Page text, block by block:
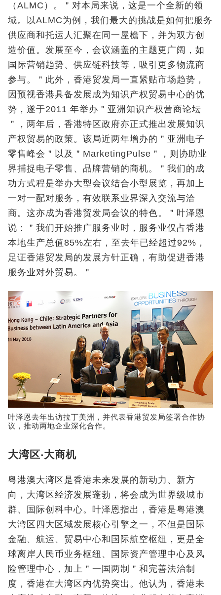
（ALMC）。＂对本局来说，这是一个全新的领
域。以ALMC为例，我们最大的挑战是如何把服务
供应商和托运人汇聚在同一屋檐下，并为双方创
造价值。发展至今，会议涵盖的主题更广阔，如
国际营销趋势、供应链科技等，吸引更多物流商
参与。＂此外，香港贸发局一直紧贴市场趋势，
因预视香港具备发展成为知识产权贸易中心的优
势，遂于2011 年举办＂亚洲知识产权营商论坛
＂，两年后，香港特区政府亦正式推出发展知识
产权贸易的政策。该局近两年增办的＂亚洲电子
零售峰会＂以及＂MarketingPulse＂，则协助业
界捕捉电子零售、品牌营销的商机。＂我们的成
功方式程是举办大型会议结合小型展览，再加上
一对一配对服务，有效联系业界深入交流与洽
商。这亦成为香港贸发局会议的特色。＂叶泽恩
说：＂我们开始推广服务业时，服务业仅占香港
本地生产总值85%左右，至去年已经超过92%，
足证香港贸发局的发展方针正确，有助促进香港
服务业对外贸易。＂
叶泽恩去年出访拉丁美洲，并代表香港贸发局签署合作协
议，推动两地企业深化合作。
大湾区‧大商机
粤港澳大湾区是香港未来发展的新动力、新方
向，大湾区经济发展蓬勃，将会成为世界级城市
群、国际创科中心。叶泽恩指出，香港是粤港澳
大湾区四大区域发展核心引擎之一，不但是国际
金融、航运、贸易中心和国际航空枢纽，更是全
球离岸人民币业务枢纽、国际资产管理中心及风
险管理中心，加上＂一国两制＂和完善法治制
度，香港在大湾区内优势突出。他认为，香港未